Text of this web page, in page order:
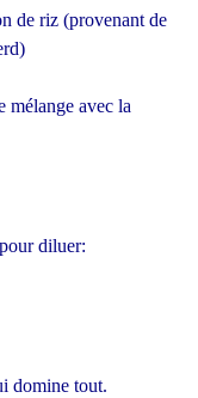
de riz (provenant de
mélange avec la
diluer:
domine tout.